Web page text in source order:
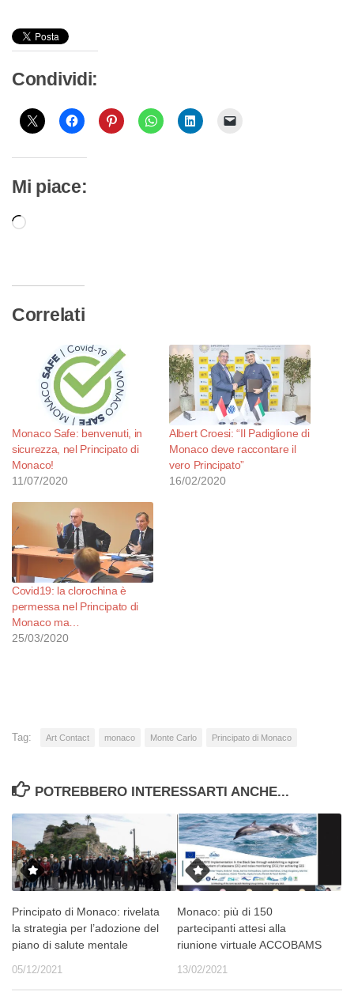
Condividi:
Mi piace:
Caricamento
Correlati
Monaco Safe: benvenuti, in
sicurezza, nel Principato di
Monaco!
11/07/2020
Albert Croesi: “Il Padiglione di
Monaco deve raccontare il
vero Principato”
16/02/2020
Covid19: la clorochina è
permessa nel Principato di
Monaco ma…
25/03/2020
Tag: Art Contact monaco Monte Carlo Principato di Monaco
POTREBBERO INTERESSARTI ANCHE...
Principato di Monaco: rivelata
la strategia per l’adozione del
piano di salute mentale
05/12/2021
Monaco: più di 150
partecipanti attesi alla
riunione virtuale ACCOBAMS
13/02/2021